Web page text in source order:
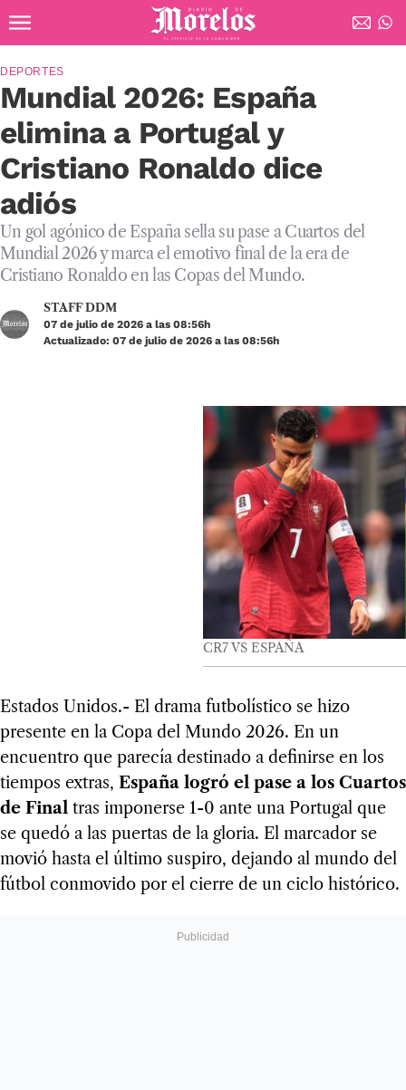
Diario de Morelos
Mundial 2026: España
elimina a Portugal y
Cristiano Ronaldo dice
adiós
DEPORTES
Un gol agónico de España sella su pase a Cuartos del
Mundial 2026 y marca el emotivo final de la era de
Cristiano Ronaldo en las Copas del Mundo.
STAFF DDM
07 de julio de 2026 a las 08:56h
Actualizado: 07 de julio de 2026 a las 08:56h
CR7 VS ESPAÑA
Estados Unidos.- El drama futbolístico se hizo
presente en la Copa del Mundo 2026. En un
encuentro que parecía destinado a definirse en los
tiempos extras, España logró el pase a los Cuartos
de Final tras imponerse 1-0 ante una Portugal que
se quedó a las puertas de la gloria. El marcador se
movió hasta el último suspiro, dejando al mundo del
fútbol conmovido por el cierre de un ciclo histórico.